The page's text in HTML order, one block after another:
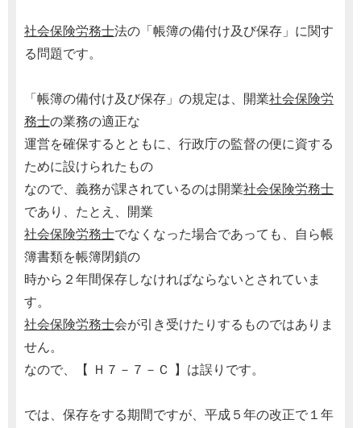
社会保険労務士法の「帳簿の備付け及び保存」に関す
る問題です。
「帳簿の備付け及び保存」の規定は、開業社会保険労
務士の業務の適正な
運営を確保するとともに、行政庁の監督の便に資する
ために設けられたもの
なので、義務が課されているのは開業社会保険労務士
であり、たとえ、開業
社会保険労務士でなくなった場合であっても、自ら帳
簿書類を帳簿閉鎖の
時から２年間保存しなければならないとされていま
す。
社会保険労務士会が引き受けたりするものではありま
せん。
なので、【 Ｈ７－７－Ｃ 】は誤りです。
では、保存をする期間ですが、平成５年の改正で１年